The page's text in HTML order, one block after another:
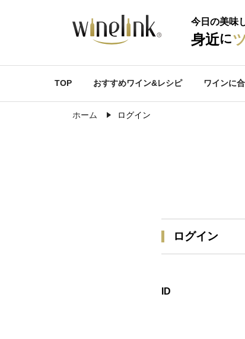
今日の美味
身近に
TOP おすすめワイン&レシピ ワインに
ホーム ログイン
ログイン
ID